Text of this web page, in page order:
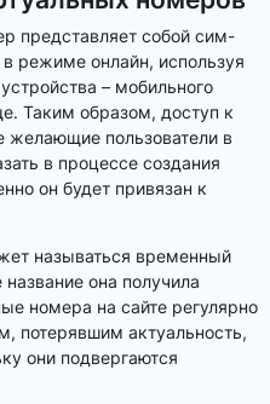
представляет собой сим-
режиме онлайн, используя
– мобильного
Таким образом, доступ к
желающие пользователи в
в процессе создания
он будет привязан к
называться временный
она получила
номера на сайте регулярно
потерявшим актуальность,
они подвергаются